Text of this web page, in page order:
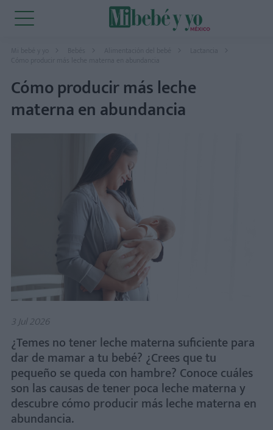
Mi bebé y yo Bebés Alimentación del bebé
Lactancia
Cómo producir más leche materna en abundancia
Cómo producir más leche
materna en abundancia
3 Jul 2026
¿Temes no tener leche materna suficiente para
dar de mamar a tu bebé? ¿Crees que tu
pequeño se queda con hambre? Conoce cuáles
son las causas de tener poca leche materna y
descubre cómo producir más leche materna en
abundancia.